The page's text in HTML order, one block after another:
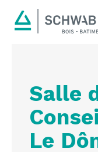
Salle
Le